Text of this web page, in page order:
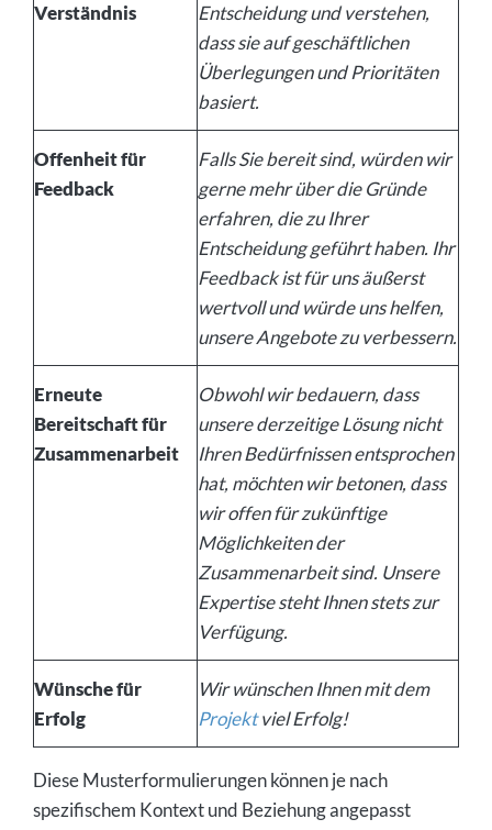
Verständnis
Entscheidung und verstehen,
dass sie auf geschäftlichen
Überlegungen und Prioritäten
basiert.
Offenheit für
Feedback
Falls Sie bereit sind, würden wir
gerne mehr über die Gründe
erfahren, die zu Ihrer
Entscheidung geführt haben. Ihr
Feedback ist für uns äußerst
wertvoll und würde uns helfen,
unsere Angebote zu verbessern.
Erneute
Bereitschaft für
Zusammenarbeit
Obwohl wir bedauern, dass
unsere derzeitige Lösung nicht
Ihren Bedürfnissen entsprochen
hat, möchten wir betonen, dass
wir offen für zukünftige
Möglichkeiten der
Zusammenarbeit sind. Unsere
Expertise steht Ihnen stets zur
Verfügung.
Wünsche für
Erfolg
Wir wünschen Ihnen mit dem
Projektviel Erfolg!
Diese Musterformulierungen können je nach
spezifischem Kontext und Beziehung angepasst